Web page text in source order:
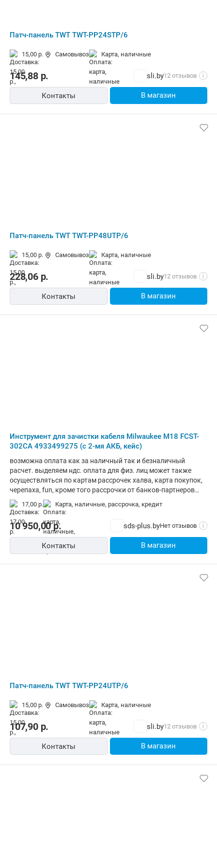
Патч-панель TWT TWT-PP24STP/6
15,00 р. Самовывоз карта, наличные
145,88р. sli.by12 отзывов i
Контакты В магазин
Патч-панель TWT TWT-PP48UTP/6
15,00 р. Самовывоз карта, наличные
228,06р. sli.by12 отзывов i
Контакты В магазин
Инструмент для зачистки кабеля Milwaukee M18 FCST-
302CA 4933499275 (с 2-мя АКБ, кейс)
возможна оплата как за наличный так и безналичный
расчет. выделяем ндс. оплата для физ. лиц может также
осуществляться по картам рассрочек халва, карта покупок,
черепаха, fun, кроме того рассрочки от банков-партнеров
альфа-банк, беларусбанк, паритетбанк и в кредит. стоимость
может отличаться в зависимости от выбранной формы
оплаты.
17,00 р. карта, наличные, рассрочка, кредит
10 950,00р. sds-plus.byНет отзывов i
Контакты В магазин
Патч-панель TWT TWT-PP24UTP/6
15,00 р. Самовывоз карта, наличные
107,90р. sli.by12 отзывов i
Контакты В магазин